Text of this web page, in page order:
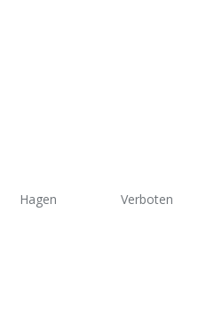
Hagen
Verboten